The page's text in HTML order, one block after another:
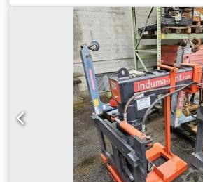
geprüft. Ölverbrauch muss bei
werden. Dsdpsyfmamofx Ai Hskr